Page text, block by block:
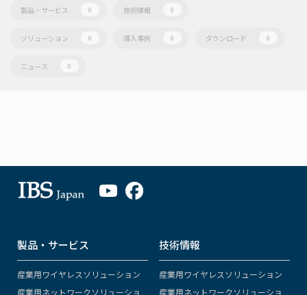
製品・サービス 0 技術情報 0
ソリューション 0 導入事例 0 ダウンロード 0
ニュース 0
製品・サービス
産業用ワイヤレスソリューション
産業用ネットワークソリューショ
技術情報
産業用ワイヤレスソリューション
産業用ネットワークソリューショ